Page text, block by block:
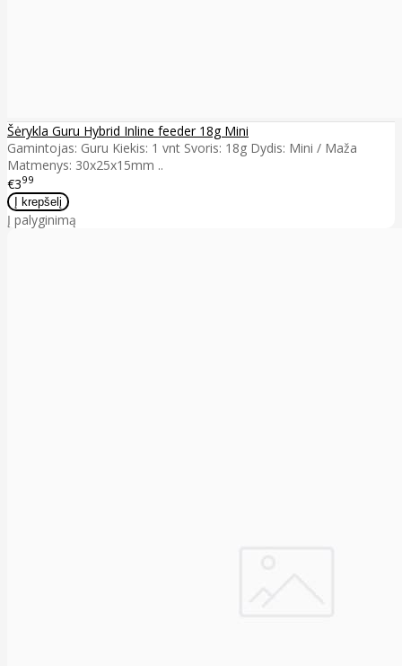
Šėrykla Guru Hybrid Inline feeder 18g Mini
Gamintojas: Guru Kiekis: 1 vnt Svoris: 18g Dydis: Mini / Maža
Matmenys: 30x25x15mm ..
€399
Į palyginimą